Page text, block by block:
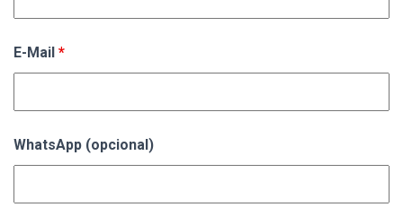
E-Mail *
WhatsApp (opcional)